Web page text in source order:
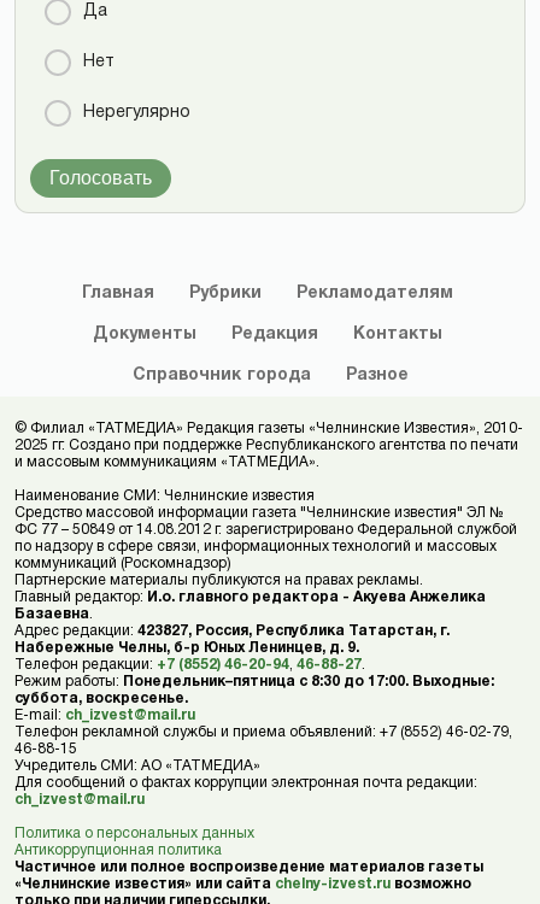
Да
Нет
Нерегулярно
Голосовать
Главная Рубрики Рекламодателям
Документы Редакция Контакты
Справочник города Разное
© Филиал «ТАТМЕДИА» Редакция газеты «Челнинские Известия», 2010-
2025 гг. Создано при поддержке Республиканского агентства по печати
и массовым коммуникациям «ТАТМЕДИА».
Наименование СМИ: Челнинские известия
Средство массовой информации газета "Челнинские известия" ЭЛ №
ФС 77 – 50849 от 14.08.2012 г. зарегистрировано Федеральной службой
по надзору в сфере связи, информационных технологий и массовых
коммуникаций (Роскомнадзор)
Партнерские материалы публикуются на правах рекламы.
Главный редактор: И.о. главного редактора - Акуева Анжелика
Базаевна
Адрес редакции: 423827, Россия, Республика Татарстан, г.
Набережные Челны, б-р Юных Ленинцев, д. 9.
Телефон редакции: +7 (8552) 46-20-94 46-88-27
Режим работы: Понедельник–пятница с 8:30 до 17:00. Выходные:
суббота, воскресенье.
E-mail: ch_izvest@mail.ru
Телефон рекламной службы и приема объявлений: +7 (8552) 46-02-79,
46-88-15
Учредитель СМИ: АО «ТАТМЕДИА»
Для сообщений о фактах коррупции электронная почта редакции:
ch_izvest@mail.ru
Политика о персональных данных
Антикоррупционная политика
Частичное или полное воспроизведение материалов газеты
«Челнинские известия» или сайта chelny-izvest.ru возможно
только при наличии гиперссылки.